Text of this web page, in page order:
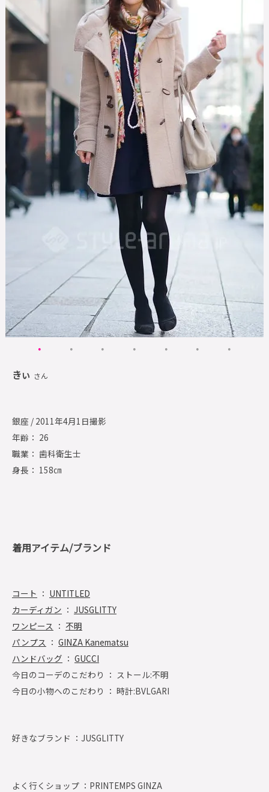
きぃ さん
銀座 / 2011年4月1日撮影
年齢： 26
職業： 歯科衛生士
身長： 158㎝
着用アイテム/ブランド
コート ： UNTITLED
カーディガン ： JUSGLITTY
ワンピース ： 不明
パンプス ： GINZA Kanematsu
ハンドバッグ ： GUCCI
今日のコーデのこだわり ： ストール:不明
今日の小物へのこだわり ： 時計:BVLGARI
好きなブランド ： JUSGLITTY
よく行くショップ ： PRINTEMPS GINZA